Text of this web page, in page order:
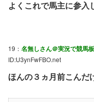
よくこれで馬主に参入
19： 名無しさん＠実況で競馬
ID:U3ynFwFBO.net
ほんの３ヵ月前こん